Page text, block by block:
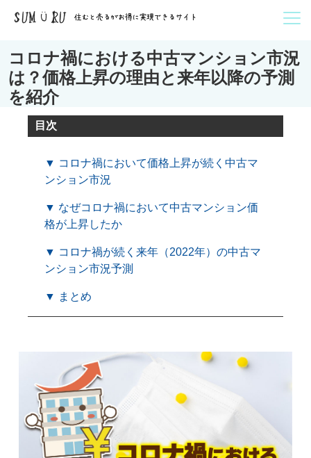
コロナ禍における中古マンション市況
は？価格上昇の理由と来年以降の予測
を紹介
目次
▼ コロナ禍において価格上昇が続く中古マ
ンション市況
▼ なぜコロナ禍において中古マンション価
格が上昇したか
▼ コロナ禍が続く来年（2022年）の中古マ
ンション市況予測
▼ まとめ